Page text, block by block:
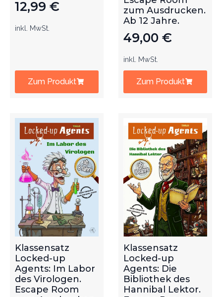
12,99 €
inkl. MwSt.
Zum Produkt
zum Ausdrucken.
Ab 12 Jahre.
49,00 €
inkl. MwSt.
Zum Produkt
Klassensatz
Locked-up
Agents: Im Labor
des Virologen.
Escape Room
Klassensatz
Locked-up
Agents: Die
Bibliothek des
Hannibal Lektor.